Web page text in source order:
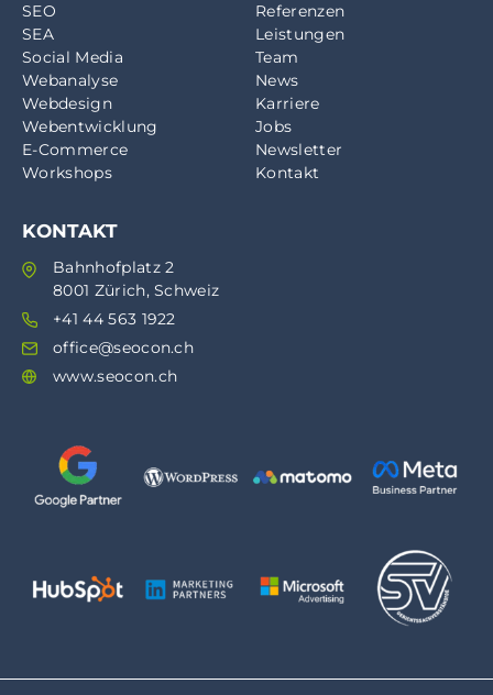
SEO
SEA
Social Media
Webanalyse
Webdesign
Webentwicklung
E-Commerce
Workshops
Referenzen
Leistungen
Team
News
Karriere
Jobs
Newsletter
Kontakt
KONTAKT
Bahnhofplatz 2
8001 Zürich, Schweiz
+41 44 563 1922
office@seocon.ch
www.seocon.ch